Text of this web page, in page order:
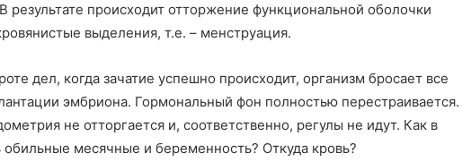
результате происходит отторжение функциональной оболочки
выделения, т.е. – менструация.
дел, когда зачатие успешно происходит, организм бросает все
эмбриона. Гормональный фон полностью перестраивается.
не отторгается и, соответственно, регулы не идут. Как в
обильные месячные и беременность? Откуда кровь?